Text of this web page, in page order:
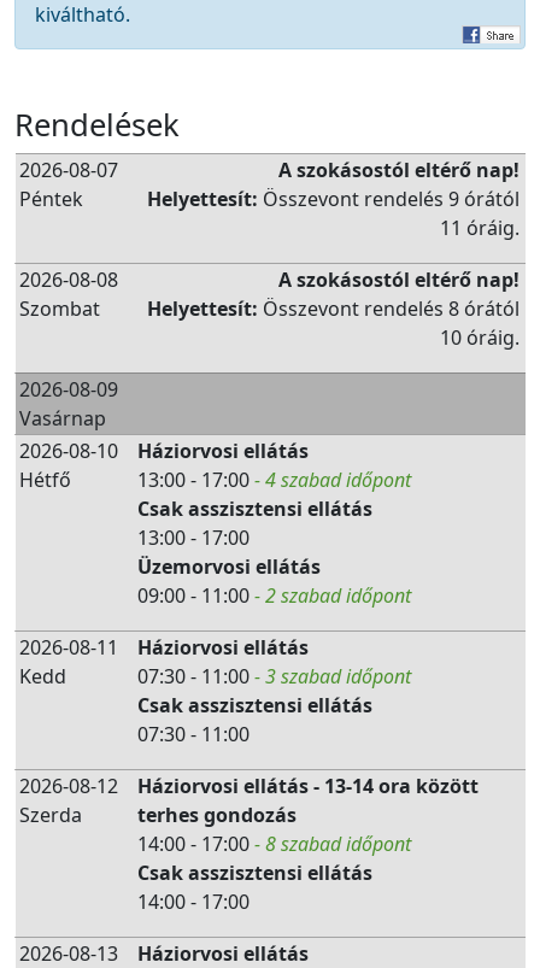
kiváltható.
Rendelések
2026-08-07
Péntek
A szokásostól eltérő nap!
Helyettesít: Összevont rendelés 9 órától
11 óráig.
2026-08-08
Szombat
A szokásostól eltérő nap!
Helyettesít: Összevont rendelés 8 órától
10 óráig.
2026-08-09
Vasárnap
2026-08-10
Hétfő
Háziorvosi ellátás
13:00 - 17:00- 4 szabad időpont
Csak asszisztensi ellátás
13:00 - 17:00
Üzemorvosi ellátás
09:00 - 11:00- 2 szabad időpont
2026-08-11
Kedd
Háziorvosi ellátás
07:30 - 11:00- 3 szabad időpont
Csak asszisztensi ellátás
07:30 - 11:00
2026-08-12
Szerda
Háziorvosi ellátás - 13-14 ora között
terhes gondozás
14:00 - 17:00- 8 szabad időpont
Csak asszisztensi ellátás
14:00 - 17:00
2026-08-13
Háziorvosi ellátás